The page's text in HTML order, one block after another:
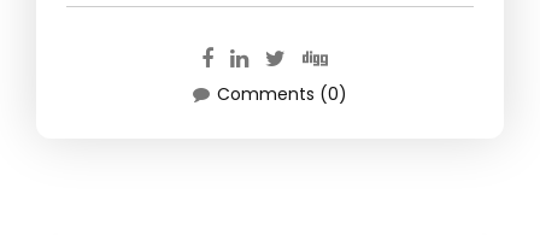
Comments (0)